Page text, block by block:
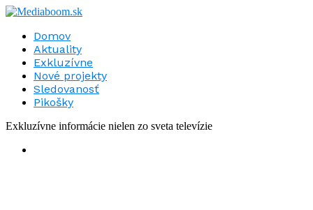
Domov
Aktuality
Exkluzívne
Nové projekty
Sledovanosť
Pikošky
Exkluzívne informácie nielen zo sveta televízie